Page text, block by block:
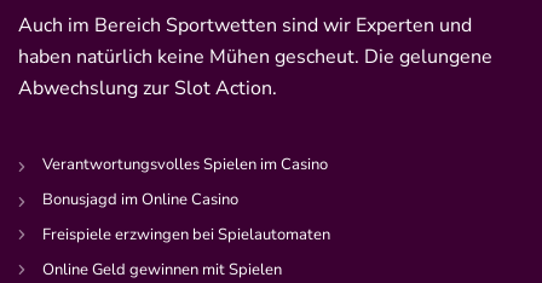
Auch im Bereich Sportwetten sind wir Experten und
haben natürlich keine Mühen gescheut. Die gelungene
Abwechslung zur Slot Action.
Verantwortungsvolles Spielen im Casino
Bonusjagd im Online Casino
Freispiele erzwingen bei Spielautomaten
Online Geld gewinnen mit Spielen